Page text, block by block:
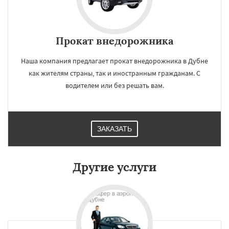
×
Зарайск
Прокат внедорожника
Наша компания предлагает прокат внедорожника в Дубне
как жителям страны, так и иностранным гражданам. С
водителем или без решать вам.
ЗАКАЗАТЬ
Другие услуги